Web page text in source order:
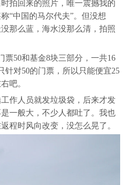
拍回来的照片，唯一震撼我的
“中国的马尔代夫”。但没想
那么蓝，海水没那么清，拍照
票50和基金8块三部分，一共16
针对50的门票，所以只能便宜25
吧。
作人员就发垃圾袋，后来才发
一般大，不少人都吐了。我也
程时风向改变，没怎么晃了。